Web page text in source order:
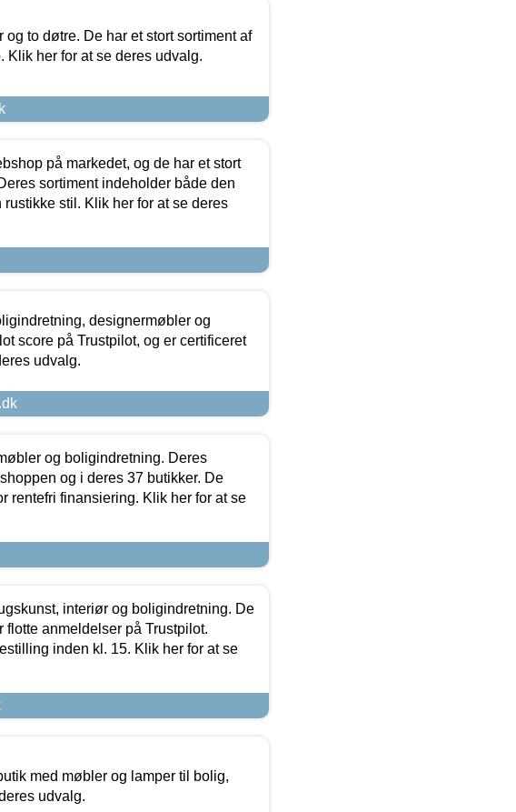
to døtre. De har et stort sortiment af
Klik her for at se deres udvalg.
på markedet, og de har et stort
sortiment indeholder både den
stil. Klik her for at se deres
designermøbler og
score på Trustpilot, og er certificeret
udvalg.
og boligindretning. Deres
og i deres 37 butikker. De
rentefri finansiering. Klik her for at se
interiør og boligindretning. De
anmeldelser på Trustpilot.
inden kl. 15. Klik her for at se
med møbler og lamper til bolig,
udvalg.